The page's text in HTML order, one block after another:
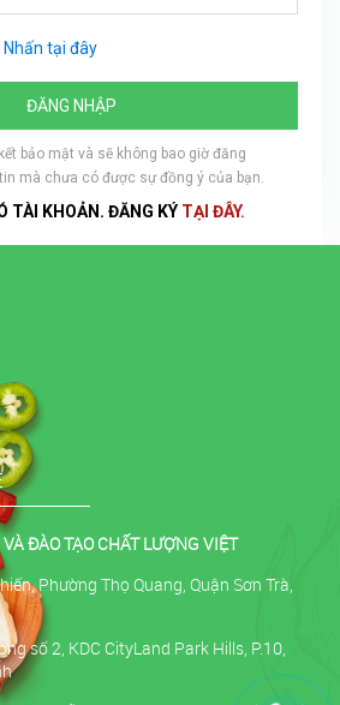
Nhấn tại đây
ĐĂNG NHẬP
bảo mật và sẽ không bao giờ đăng
mà chưa có được sự đồng ý của bạn.
TÀI KHOẢN. ĐĂNG KÝ TẠI ĐÂY.
ĐÀO TẠO CHẤT LƯỢNG VIỆT
Phường Thọ Quang, Quận Sơn Trà,
số 2, KDC CityLand Park Hills, P.10,